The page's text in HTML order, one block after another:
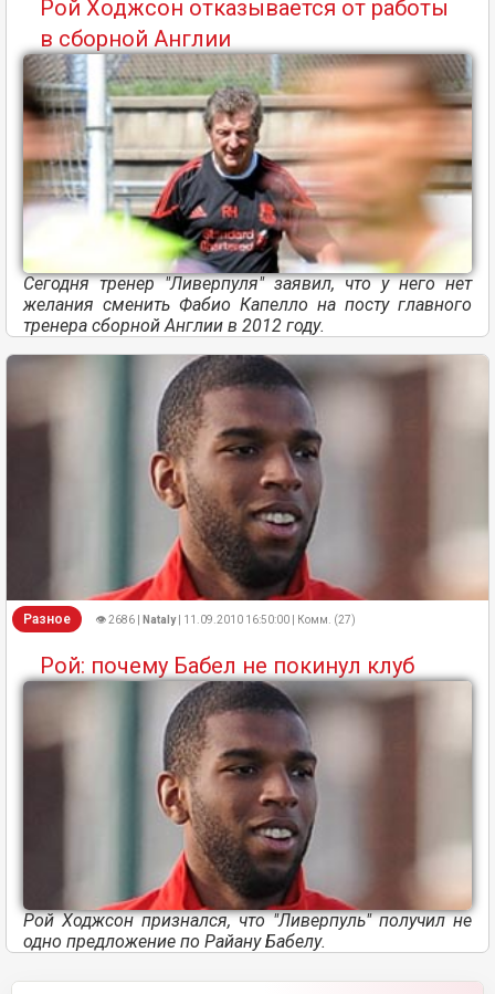
Рой Ходжсон отказывается от работы
в сборной Англии
Сегодня тренер "Ливерпуля" заявил, что у него нет
желания сменить Фабио Капелло на посту главного
тренера сборной Англии в 2012 году.
Разное 👁 2686 | Nataly| 11.09.2010 16:50:00 | Комм. (27)
Рой: почему Бабел не покинул клуб
Рой Ходжсон признался, что "Ливерпуль" получил не
одно предложение по Райану Бабелу.